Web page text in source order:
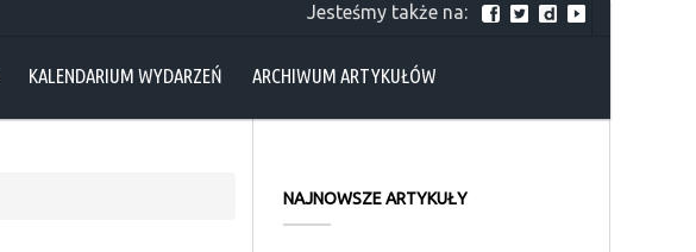
Jesteśmy także na:
KALENDARIUM WYDARZEŃ ARCHIWUM ARTYKUŁÓW
NAJNOWSZE ARTYKUŁY